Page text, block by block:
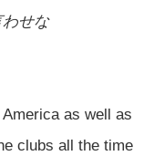
わせな
as well as
clubs all the time